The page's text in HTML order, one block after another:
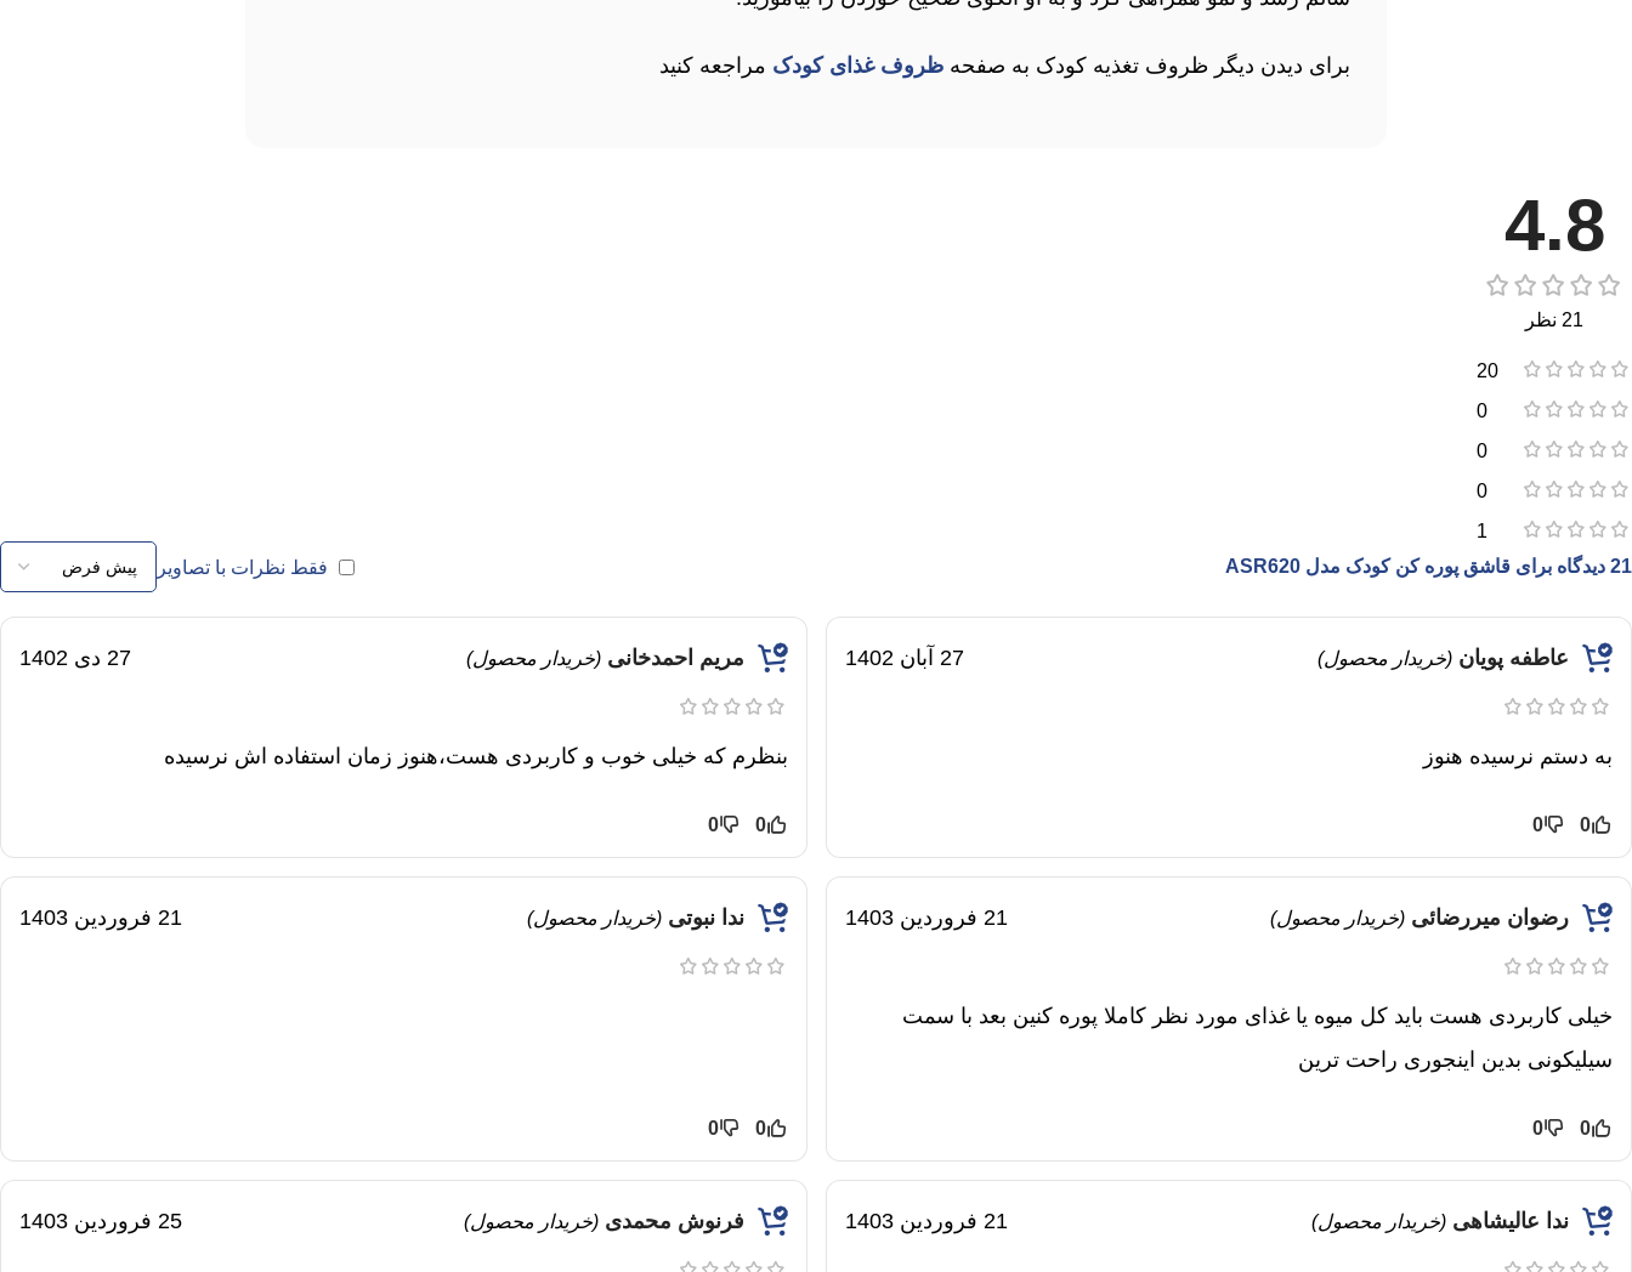
برای دیدن دیگر ظروف تغذیه کودک به صفحه ظروف غذای کودک مراجعه کنید
4.8
21 نظر
20
0
0
0
1
21 دیدگاه برای
قاشق پوره کن کودک مدل ASR620 فقط نظرات با تصاویر
عاطفه پویان (خریدار محصول) 27 آبان 1402
به دستم نرسیده هنوز
0
0
مریم احمدخانی (خریدار محصول) 27 دی 1402
بنظرم که خیلی خوب و کاربردی هست،هنوز زمان استفاده اش نرسیده
0
0
رضوان میررضائی (خریدار محصول) 21 فروردین 1403
خیلی کاربردی هست باید کل میوه یا غذای مورد نظر کاملا پوره کنین بعد با سمت
سیلیکونی بدین اینجوری راحت ترین
0
0
ندا نبوتی (خریدار محصول) 21 فروردین 1403
0
0
ندا عالیشاهی (خریدار محصول) 21 فروردین 1403 فرنوش محمدی (خریدار محصول) 25 فروردین 1403